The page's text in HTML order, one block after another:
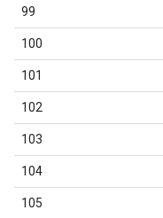
99
100
101
102
103
104
105